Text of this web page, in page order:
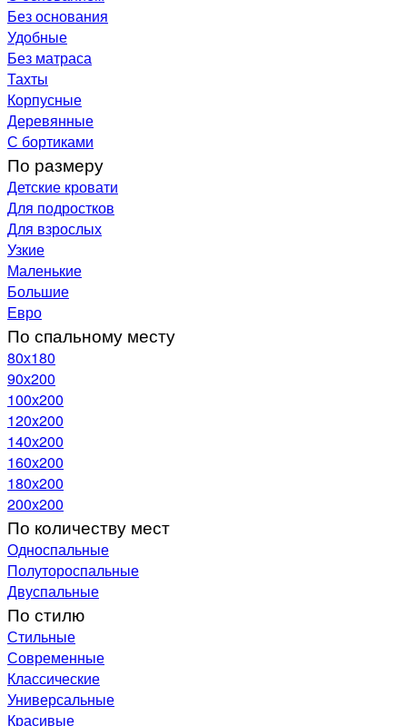
Без основания
Удобные
Без матраса
Тахты
Корпусные
Деревянные
С бортиками
По размеру
Детские кровати
Для подростков
Для взрослых
Узкие
Маленькие
Большие
Евро
По спальному месту
80х180
90х200
100х200
120x200
140х200
160х200
180х200
200х200
По количеству мест
Односпальные
Полутороспальные
Двуспальные
По стилю
Стильные
Современные
Классические
Универсальные
Красивые